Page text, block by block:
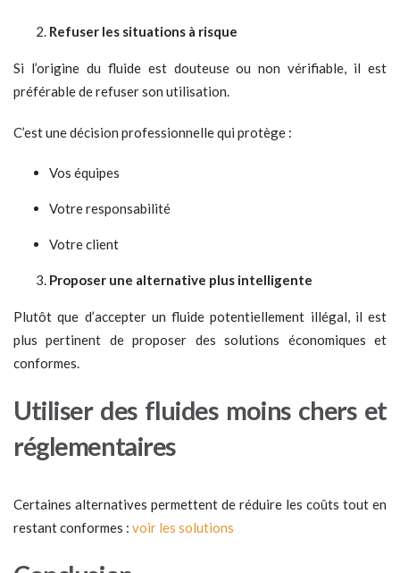
Refuser les situations à risque
Si l’origine du fluide est douteuse ou non vérifiable, il est
préférable de refuser son utilisation.
C’est une décision professionnelle qui protège :
Vos équipes
Votre responsabilité
Votre client
Proposer une alternative plus intelligente
Plutôt que d’accepter un fluide potentiellement illégal, il est
plus pertinent de proposer des solutions économiques et
conformes.
Utiliser des fluides moins chers et
réglementaires
Certaines alternatives permettent de réduire les coûts tout en
restant conformes : voir les solutions